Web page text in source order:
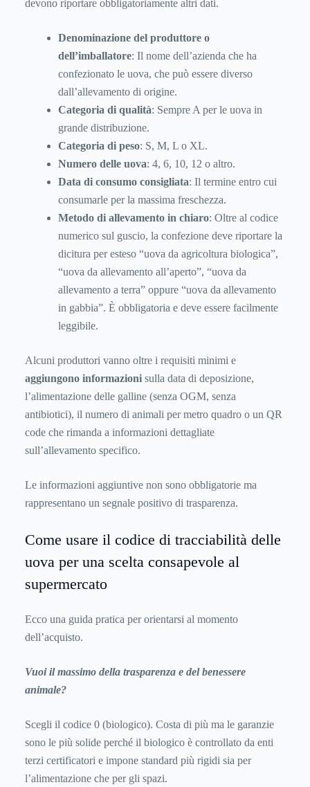
devono riportare obbligatoriamente altri dati.
Denominazione del produttore o
dell’imballatore: Il nome dell’azienda che ha
confezionato le uova, che può essere diverso
dall’allevamento di origine.
Categoria di qualità: Sempre A per le uova in
grande distribuzione.
Categoria di peso: S, M, L o XL.
Numero delle uova: 4, 6, 10, 12 o altro.
Data di consumo consigliata: Il termine entro cui
consumarle per la massima freschezza.
Metodo di allevamento in chiaro: Oltre al codice
numerico sul guscio, la confezione deve riportare la
dicitura per esteso “uova da agricoltura biologica”,
“uova da allevamento all’aperto”, “uova da
allevamento a terra” oppure “uova da allevamento
in gabbia”. È obbligatoria e deve essere facilmente
leggibile.
Alcuni produttori vanno oltre i requisiti minimi e
aggiungono informazioni sulla data di deposizione,
l’alimentazione delle galline (senza OGM, senza
antibiotici), il numero di animali per metro quadro o un QR
code che rimanda a informazioni dettagliate
sull’allevamento specifico.
Le informazioni aggiuntive non sono obbligatorie ma
rappresentano un segnale positivo di trasparenza.
Come usare il codice di tracciabilità delle
uova per una scelta consapevole al
supermercato
Ecco una guida pratica per orientarsi al momento
dell’acquisto.
Vuoi il massimo della trasparenza e del benessere
animale?
Scegli il codice 0 (biologico). Costa di più ma le garanzie
sono le più solide perché il biologico è controllato da enti
terzi certificatori e impone standard più rigidi sia per
l’alimentazione che per gli spazi.